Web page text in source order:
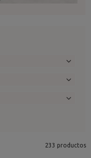
233 productos